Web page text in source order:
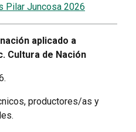
Pilar Juncosa 2026
aplicado a
Cultura de Nación
productores/as y